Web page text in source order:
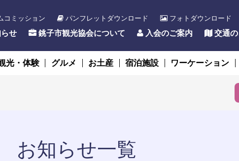
コミッション パンフレットダウンロード フォトダウンロード
せ 銚子市観光協会について 入会のご案内 交通
光・体験 グルメ お土産 宿泊施設 ワーケーション
お知らせ一覧